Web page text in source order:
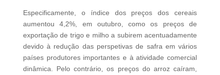
Especificamente, o índice dos preços dos cereais
aumentou 4,2%, em outubro, como os preços de
exportação de trigo e milho a subirem acentuadamente
devido à redução das perspetivas de safra em vários
países produtores importantes e à atividade comercial
dinâmica. Pelo contrário, os preços do arroz caíram,